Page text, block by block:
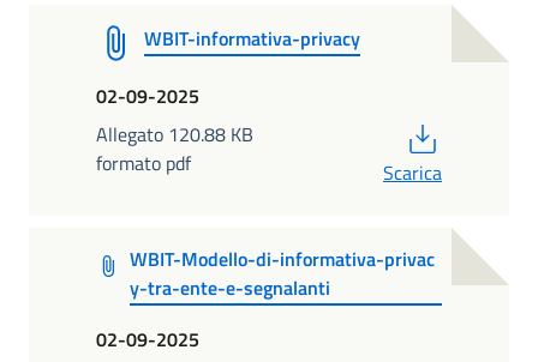
WBIT-informativa-privacy
02-09-2025
Allegato 120.88 KB
formato pdf
Scarica
WBIT-Modello-di-informativa-privac
y-tra-ente-e-segnalanti
02-09-2025